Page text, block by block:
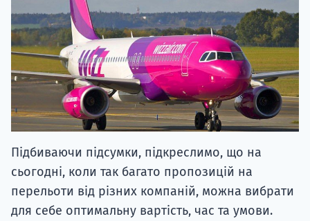
Підбиваючи підсумки, підкреслимо, що на
сьогодні, коли так багато пропозицій на
перельоти від різних компаній, можна вибрати
для себе оптимальну вартість, час та умови.